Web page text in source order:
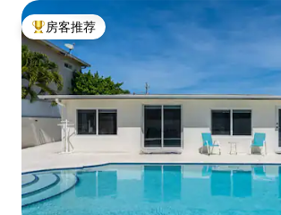
热门「房客推荐」
房客推荐